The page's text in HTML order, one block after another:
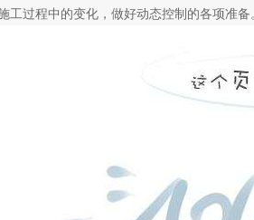
工过程中的变化，做好动态控制的各项准备